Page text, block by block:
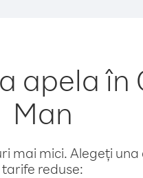
apela în
Man
mai mici. Alegeți
tarife reduse: